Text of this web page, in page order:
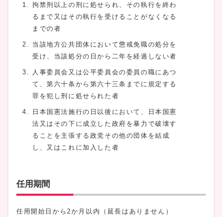
拘禁刑以上の刑に処せられ、その執行を終わ
るまで又はその執行を受けることがなくなる
までの者
当該地方公共団体において懲戒免職の処分を
受け、当該処分の日から二年を経過しない者
人事委員会又は公平委員会の委員の職にあつ
て、第六十条から第六十三条までに規定する
罪を犯し刑に処せられた者
日本国憲法施行の日以後において、日本国憲
法又はその下に成立した政府を暴力で破壊す
ることを主張する政党その他の団体を結成
し、又はこれに加入した者
任用期間
任用開始日から2か月以内（延長はありません）